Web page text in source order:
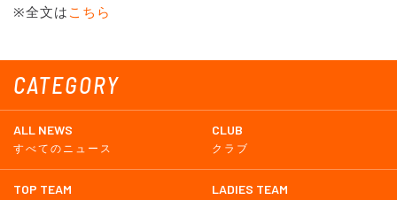
CATEGORY
ALL NEWS
すべてのニュース
CLUB
クラブ
TOP TEAM LADIES TEAM
※全文は こちら